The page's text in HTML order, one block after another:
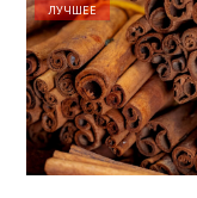
ЛУЧШЕЕ